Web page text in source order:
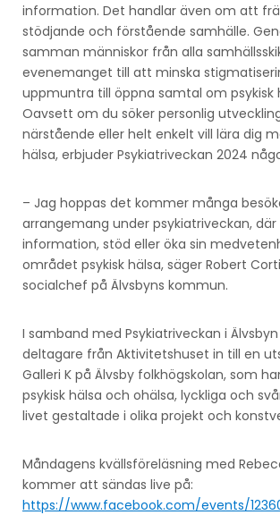
information. Det handlar även om att
stödjande och förstående samhälle.
samman människor från alla
evenemanget till att minska
uppmuntra till öppna samtal om psykisk
Oavsett om du söker personlig
närstående eller helt enkelt vill lära dig
hälsa, erbjuder Psykiatriveckan 2024
– Jag hoppas det kommer många
arrangemang under psykiatriveckan,
information, stöd eller öka sin
området psykisk hälsa, säger Robert
socialchef på Älvsbyns kommun.
I samband med Psykiatriveckan i
deltagare från Aktivitetshuset in till en
Galleri K på Älvsby folkhögskolan, som
psykisk hälsa och ohälsa, lyckliga och
livet gestaltade i olika projekt och
Måndagens kvällsföreläsning med
kommer att sändas live på:
https://www.facebook.com/events/